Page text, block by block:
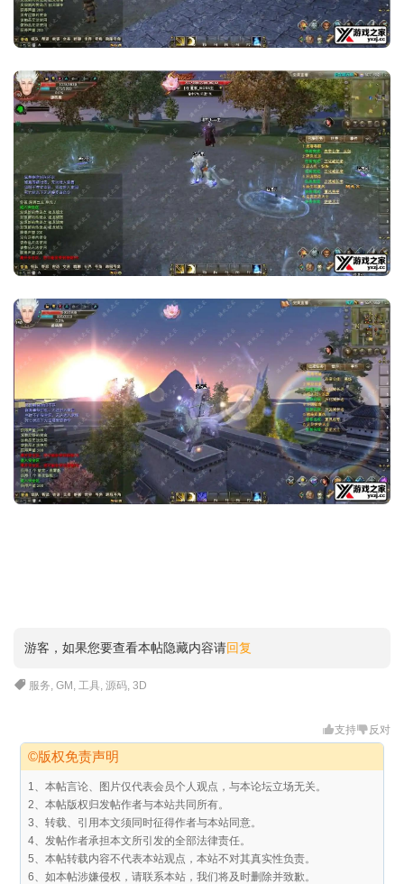
游客，如果您要查看本帖隐藏内容请回复
服务 ,GM 工具 ,源码 ,3D
支持 反对
©版权免责声明
1、本帖言论、图片仅代表会员个人观点，与本论坛立场无关。
2、本帖版权归发帖作者与本站共同所有。
3、转载、引用本文须同时征得作者与本站同意。
4、发帖作者承担本文所引发的全部法律责任。
5、本帖转载内容不代表本站观点，本站不对其真实性负责。
6、如本帖涉嫌侵权，请联系本站，我们将及时删除并致歉。